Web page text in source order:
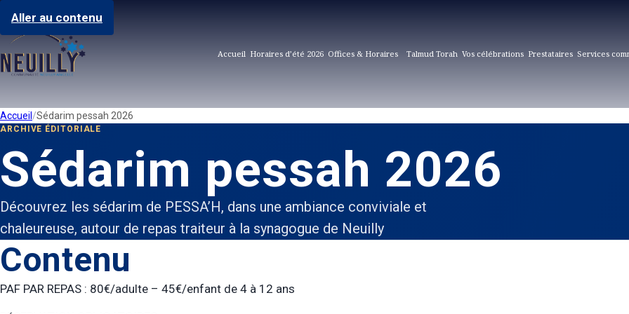
Aller au contenu
Accueil Horaires d’été 2026 Offices & Horaires Talmud Torah Vos célébrations Prestataires Services
Accueil Sédarim pessah 2026
ARCHIVE ÉDITORIALE
Sédarim pessah 2026
Découvrez les sédarim de PESSA’H, dans une ambiance conviviale et
chaleureuse, autour de repas traiteur à la synagogue de Neuilly
Contenu
PAF PAR REPAS : 80€/adulte – 45€/enfant de 4 à 12 ans